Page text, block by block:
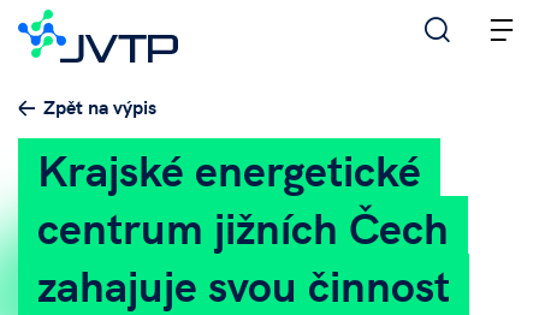
Zpět na výpis
Krajské energetické
centrum jižních Čech
zahajuje svou činnost